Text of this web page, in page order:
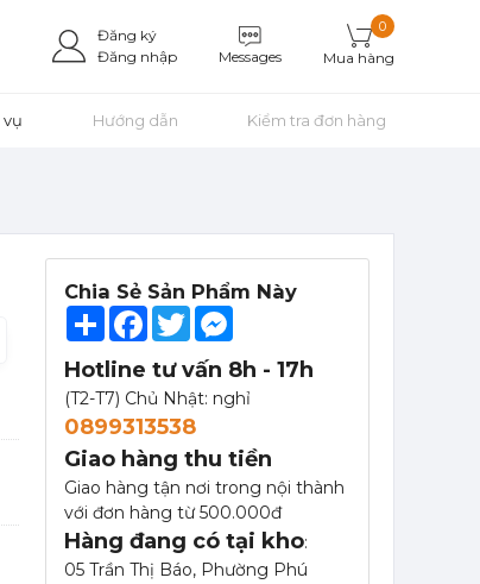
Đăng ký
Đăng nhập
Messages
0
Mua hàng
vụ Hướng dẫn Kiểm tra đơn hàng
Chia Sẻ Sản Phẩm Này
ShareFacebook
Twitter
Hotline tư vấn 8h - 17h
(T2-T7) Chủ Nhật: nghỉ
0899313538
Giao hàng thu tiền
Giao hàng tận nơi trong nội thành
với đơn hàng từ 500.000đ
Hàng đang có tại kho:
05 Trần Thị Báo, Phường Phú
367,000 đ
351,000
367,000 đ
351,000đ